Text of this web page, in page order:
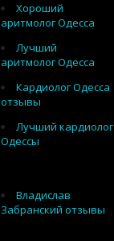
Хороший
аритмолог Одесса
Лучший
аритмолог Одесса
Кардиолог Одесса
отзывы
Лучший кардиолог
Одессы
Владислав
Забранский отзывы